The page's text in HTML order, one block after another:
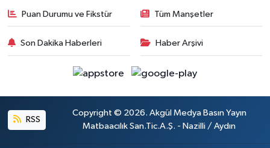
Puan Durumu ve Fikstür Tüm Manşetler
Son Dakika Haberleri Haber Arşivi
RSS
Copyright © 2026. Akgül Medya Basın Yayın
Matbaacılık San.Tic.A.Ş. - Nazilli / Aydın